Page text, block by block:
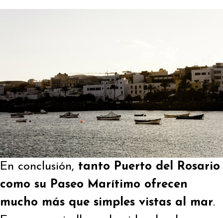
En conclusión, tanto Puerto del Rosario
como su Paseo Marítimo ofrecen
mucho más que simples vistas al mar.